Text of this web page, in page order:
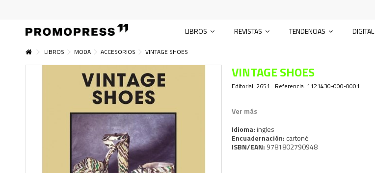
LIBROS REVISTAS TENDENCIAS DIGITAL
LIBROS MODA ACCESORIOS VINTAGE SHOES
VINTAGE SHOES
Editorial: 2651 Referencia: 1121430-000-0001
Ver más
Idioma: ingles
Encuadernación: cartoné
ISBN/EAN: 9781802790948